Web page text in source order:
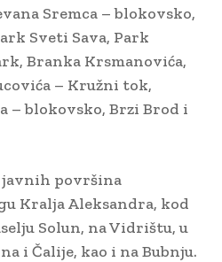
Sremca – blokovsko,
Sveti Sava, Park
Branka Krsmanovića,
– Kružni tok,
– blokovsko, Brzi Brod i
javnih površina
Kralja Aleksandra, kod
Solun, na Vidrištu, u
i Čalije, kao i na Bubnju.